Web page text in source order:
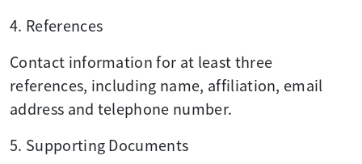
4. References
Contact information for at least three
references, including name, affiliation, email
address and telephone number.
5. Supporting Documents